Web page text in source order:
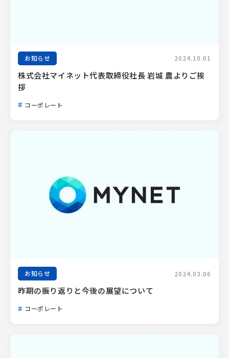
お知らせ 2024.10.01
株式会社マイネット代表取締役社長 岩城 農よりご挨
拶
コーポレート
お知らせ 2024.03.06
昨期の振り返りと今後の展望について
コーポレート